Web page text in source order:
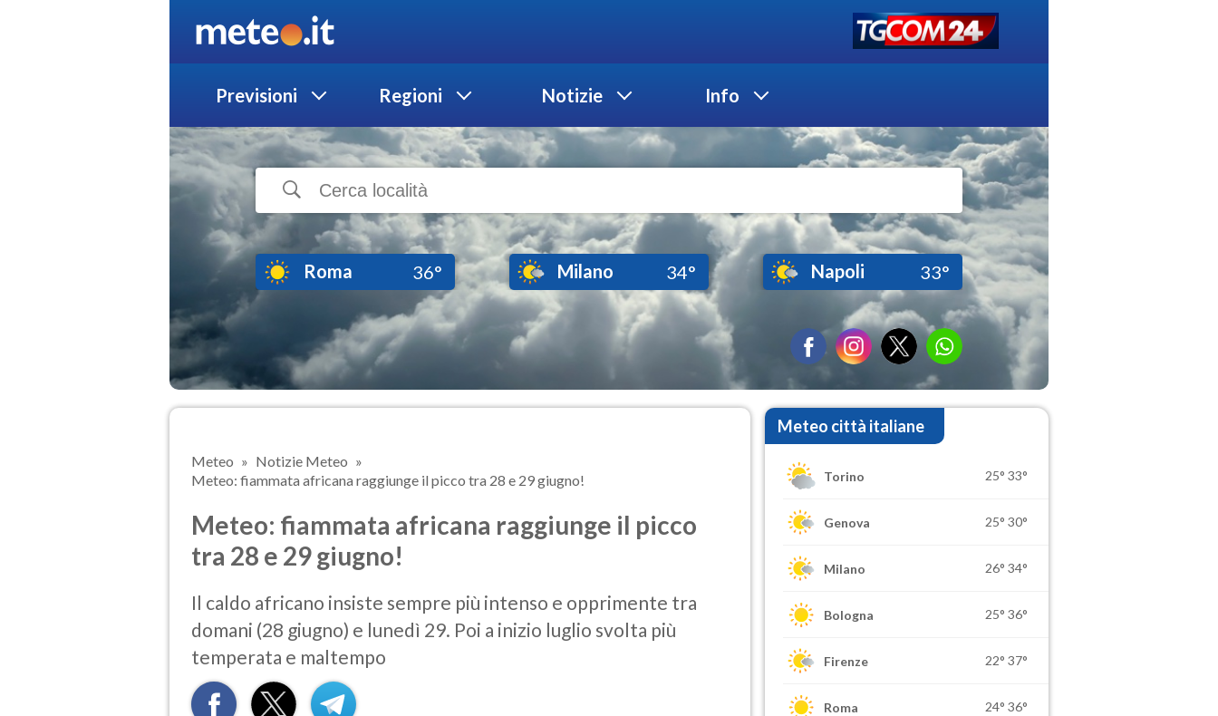
Previsioni Regioni Notizie Info
Roma 36° Milano 34° Napoli 33°
Meteo
Notizie Meteo
Meteo: fiammata africana raggiunge il picco tra 28 e 29 giugno!
Meteo: fiammata africana raggiunge il picco
tra 28 e 29 giugno!
Il caldo africano insiste sempre più intenso e opprimente tra
domani (28 giugno) e lunedì 29. Poi a inizio luglio svolta più
temperata e maltempo
Meteo città italiane
Torino 25° 33°
Genova 25° 30°
Milano 26° 34°
Bologna 25° 36°
Firenze 22° 37°
Roma 24° 36°